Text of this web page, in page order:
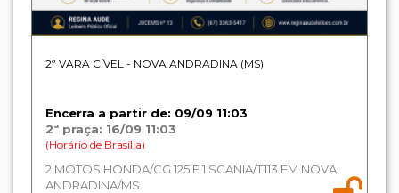
2ª VARA CÍVEL - NOVA ANDRADINA (MS)
Encerra a partir de: 09/09 11:03
2ª praça: 16/09 11:03
(Horário de Brasília)
2 MOTOS HONDA/CG 125 E 1 SCANIA/T113 EM NOVA
ANDRADINA/MS.